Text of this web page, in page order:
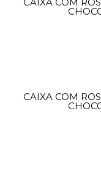
CAIXA COM